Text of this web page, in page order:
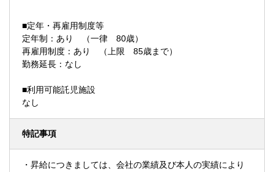
■定年・再雇用制度等
定年制：あり （一律 80歳）
再雇用制度：あり （上限 85歳まで）
勤務延長：なし
■利用可能託児施設
なし
特記事項
・昇給につきましては、会社の業績及び本人の実績により